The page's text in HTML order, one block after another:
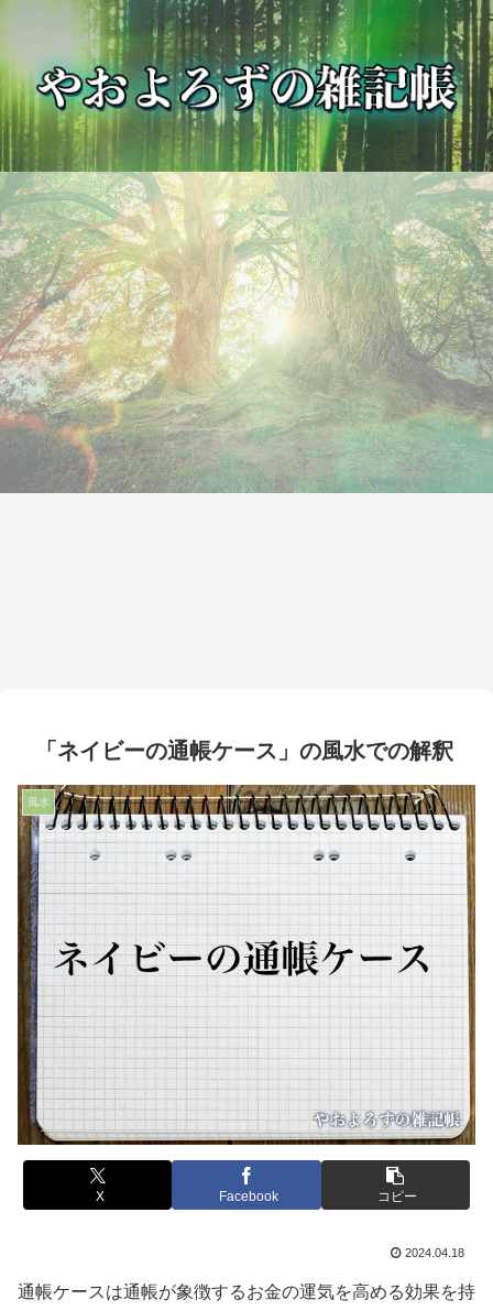
「ネイビーの通帳ケース」の風水での解釈
風水
X Facebook コピー
2024.04.18
通帳ケースは通帳が象徴するお金の運気を高める効果を持